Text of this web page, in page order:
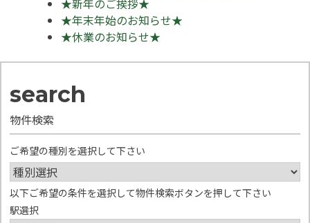
ン
★新年のご挨拶★
★年末年始のお知らせ★
★休業のお知らせ★
物件検索
ご希望の種別を選択して下さい
以下ご希望の条件を選択して物件検索ボタンを押して下さい
駅選択